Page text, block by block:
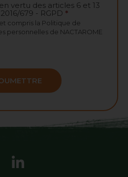
vertu des articles 6 et 13
679 - RGPD *
compris la Politique de
personnelles de NACTAROME